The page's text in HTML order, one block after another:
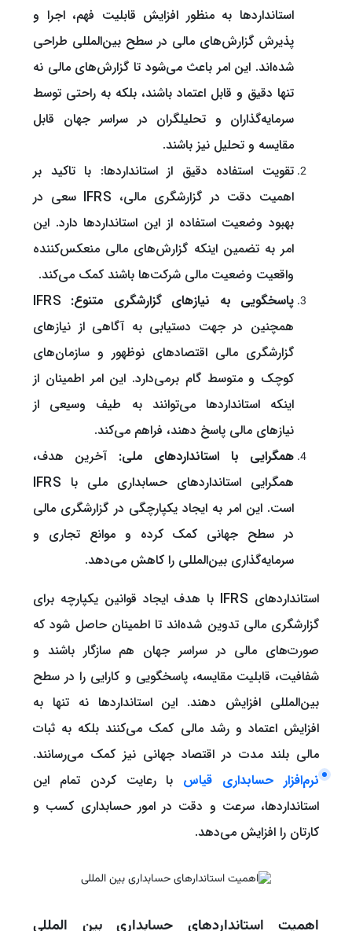
استانداردها به منظور افزایش قابلیت فهم، اجرا و
پذیرش گزارش‌های مالی در سطح بین‌المللی طراحی
شده‌اند. این امر باعث می‌شود تا گزارش‌های مالی نه
تنها دقیق و قابل اعتماد باشند، بلکه به راحتی توسط
سرمایه‌گذاران و تحلیلگران در سراسر جهان قابل
مقایسه و تحلیل نیز باشند.
تقویت استفاده دقیق از استانداردها: با تاکید بر
اهمیت دقت در گزارشگری مالی، IFRS سعی در
بهبود وضعیت استفاده از این استانداردها دارد. این
امر به تضمین اینکه گزارش‌های مالی منعکس‌کننده
واقعیت وضعیت مالی شرکت‌ها باشند کمک می‌کند.
پاسخگویی به نیازهای گزارشگری متنوع: IFRS
همچنین در جهت دستیابی به آگاهی از نیازهای
گزارشگری مالی اقتصادهای نوظهور و سازمان‌های
کوچک و متوسط گام برمی‌دارد. این امر اطمینان از
اینکه استانداردها می‌توانند به طیف وسیعی از
نیازهای مالی پاسخ دهند، فراهم می‌کند.
همگرایی با استانداردهای ملی: آخرین هدف،
همگرایی استانداردهای حسابداری ملی با IFRS
است. این امر به ایجاد یکپارچگی در گزارشگری مالی
در سطح جهانی کمک کرده و موانع تجاری و
سرمایه‌گذاری بین‌المللی را کاهش می‌دهد.
استانداردهای IFRS با هدف ایجاد قوانین یکپارچه برای
گزارشگری مالی تدوین شده‌اند تا اطمینان حاصل شود که
صورت‌های مالی در سراسر جهان هم سازگار باشند و
شفافیت، قابلیت مقایسه، پاسخگویی و کارایی را در سطح
بین‌المللی افزایش دهند. این استانداردها نه تنها به
افزایش اعتماد و رشد مالی کمک می‌کنند بلکه به ثبات
مالی بلند مدت در اقتصاد جهانی نیز کمک می‌رسانند.
نرم‌افزار حسابداری قیاس با رعایت کردن تمام این
استانداردها، سرعت و دقت در امور حسابداری کسب و
کارتان را افزایش می‌دهد.
اهمیت استانداردهای حسابداری بین المللی